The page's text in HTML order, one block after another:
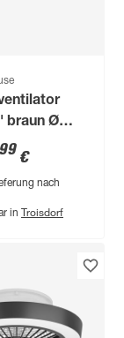
braun Ø
99 €
nach
in Troisdorf